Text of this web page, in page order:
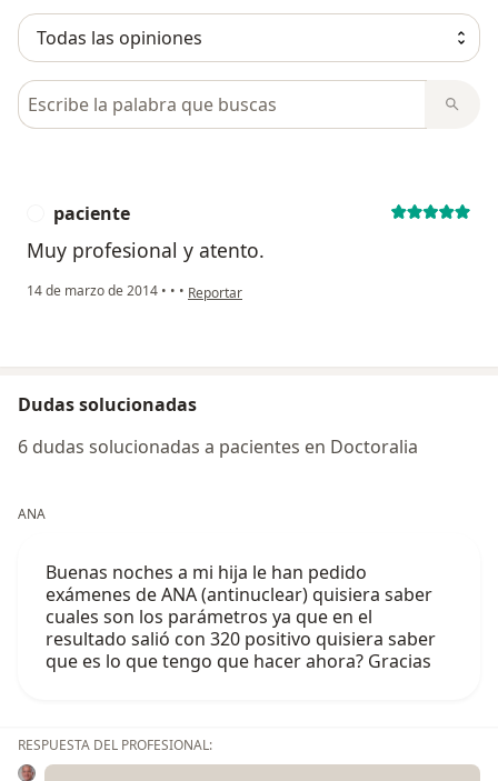
Busca en opiniones
paciente
Muy profesional y atento.
14 de marzo de 2014 • • • en opinión del usuario paciente
Reportar
Dudas solucionadas
6 dudas solucionadas a pacientes en Doctoralia
ANA
Buenas noches a mi hija le han pedido
exámenes de ANA (antinuclear) quisiera saber
cuales son los parámetros ya que en el
resultado salió con 320 positivo quisiera saber
que es lo que tengo que hacer ahora? Gracias
RESPUESTA DEL PROFESIONAL: